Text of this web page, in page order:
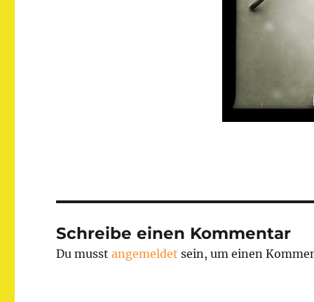
Schreibe einen Kommentar
Du musstangemeldet sein, um einen